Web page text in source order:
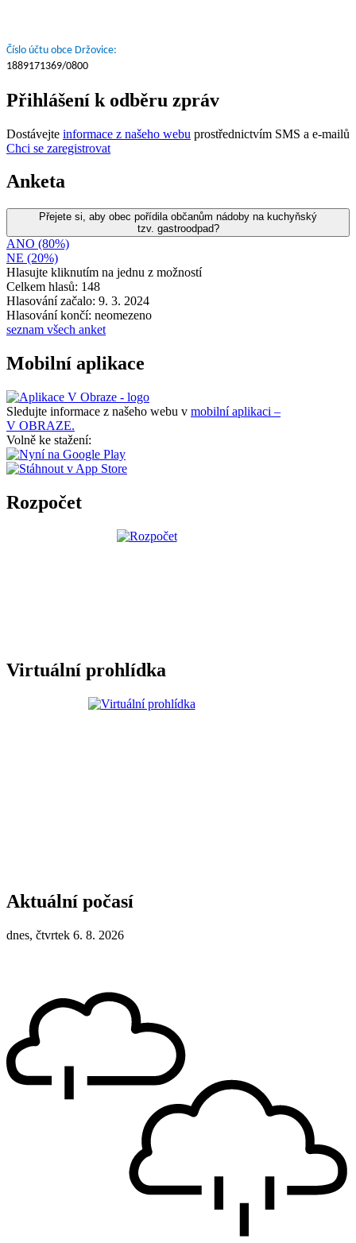
Číslo účtu obce Držovice:
1889171369/0800
Přihlášení k odběru zpráv
Dostávejte informace z našeho webu prostřednictvím SMS a e-mailů
Chci se zaregistrovat
Anketa
Přejete si, aby obec pořídila občanům nádoby na kuchyňský
tzv. gastroodpad?
ANO (80%)
NE (20%)
Hlasujte kliknutím na jednu z možností
Celkem hlasů: 148
Hlasování začalo: 9. 3. 2024
Hlasování končí: neomezeno
seznam všech anket
Mobilní aplikace
Sledujte informace z našeho webu v mobilní aplikaci –
V OBRAZE.
Volně ke stažení:
Rozpočet
Virtuální prohlídka
Aktuální počasí
dnes, čtvrtek 6. 8. 2026